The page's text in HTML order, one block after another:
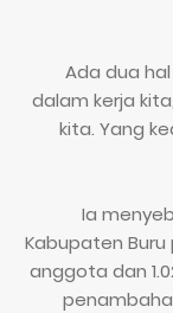
"Ada dua
dalam kerja
kita. Yang
Ia
Kabupaten Buru
anggota dan